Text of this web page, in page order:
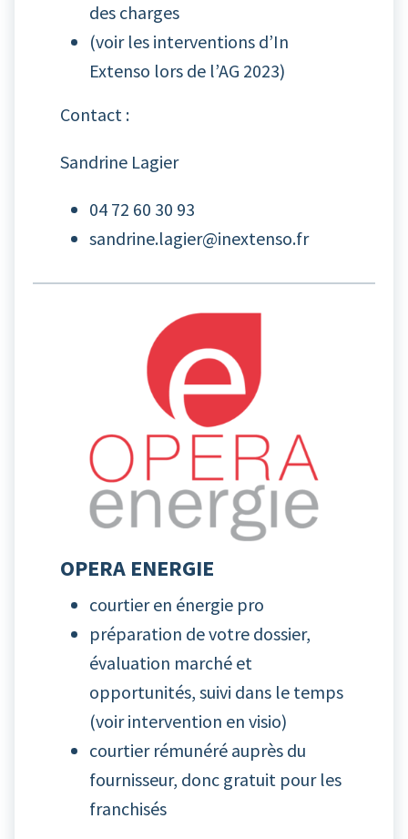
des charges
(voir les interventions d’In
Extenso lors de l’AG 2023)
Contact :
Sandrine Lagier
04 72 60 30 93
sandrine.lagier@inextenso.fr
OPERA ENERGIE
courtier en énergie pro
préparation de votre dossier,
évaluation marché et
opportunités, suivi dans le temps
(voir intervention en visio)
courtier rémunéré auprès du
fournisseur, donc gratuit pour les
franchisés